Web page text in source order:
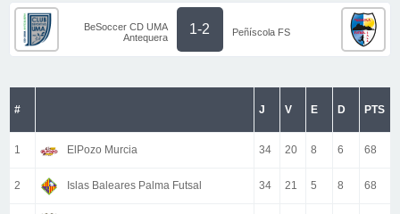
BeSoccer CD UMA
Antequera
1-2 Peñíscola FS
# J V E D PTS
1 ElPozo Murcia 34 20 8 6 68
2 Islas Baleares Palma Futsal 34 21 5 8 68